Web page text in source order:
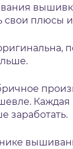
свои плюсы
заработать.